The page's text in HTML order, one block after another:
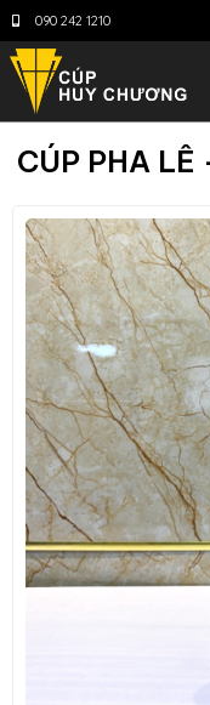
090 242 1210
CÚP PHA LÊ